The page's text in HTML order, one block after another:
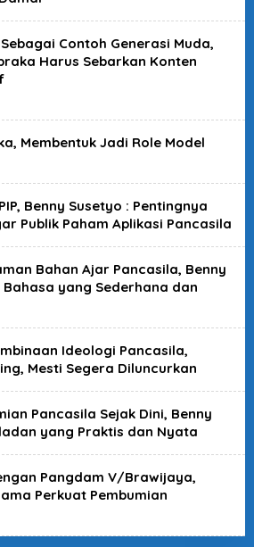
Sebagai Contoh Generasi Muda,
Harus Sebarkan Konten
Membentuk Jadi Role Model
Benny Susetyo : Pentingnya
Publik Paham Aplikasi Pancasila
Bahan Ajar Pancasila, Benny
Bahasa yang Sederhana dan
Ideologi Pancasila,
Mesti Segera Diluncurkan
Pancasila Sejak Dini, Benny
yang Praktis dan Nyata
Pangdam V/Brawijaya,
Perkuat Pembumian